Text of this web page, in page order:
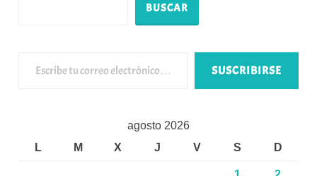
BUSCAR
SUSCRIBIRSE
agosto 2026
L
M X J V S D